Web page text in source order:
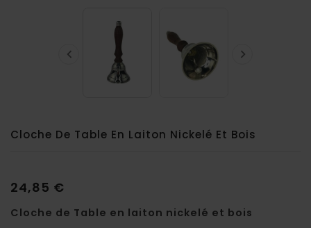
 
Cloche De Table En Laiton Nickelé Et Bois
24,85 €
Cloche de Table en laiton nickelé et bois